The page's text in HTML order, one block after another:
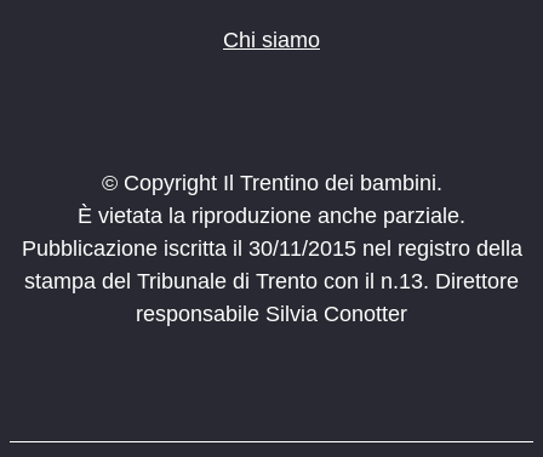
Chi siamo
© Copyright Il Trentino dei bambini.
È vietata la riproduzione anche parziale.
Pubblicazione iscritta il 30/11/2015 nel registro della
stampa del Tribunale di Trento con il n.13. Direttore
responsabile Silvia Conotter